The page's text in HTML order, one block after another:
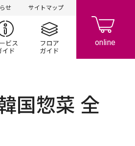
せ サイトマップ
ップニュースサービスガイドフロアガイド
国惣菜 全